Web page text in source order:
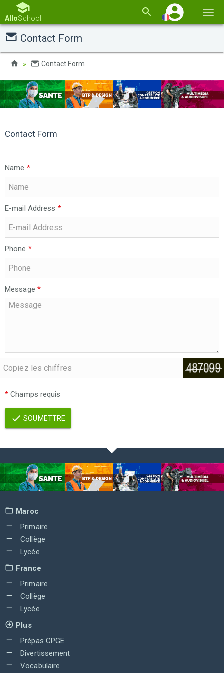
la
AlloSchool
Contact Form
Contact Form
Contact Form
Name *
E-mail Address *
Phone *
Message *
* Champs requis
SOUMETTRE
Maroc
Primaire
Collège
Lycée
France
Primaire
Collège
Lycée
Plus
Prépas CPGE
Divertissement
Vocabulaire